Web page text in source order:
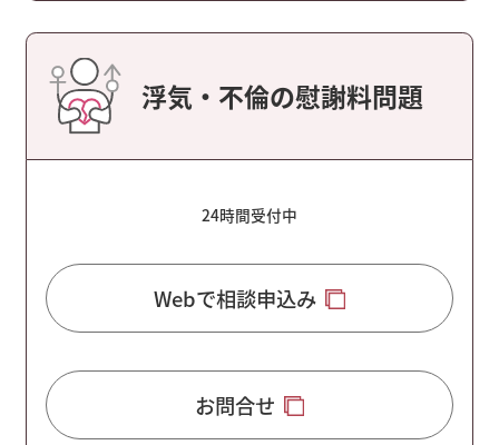
浮気・不倫の慰謝料問題
24時間受付中
Webで相談申込み
お問合せ